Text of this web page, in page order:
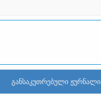
განსაკუთრებული ჟურნალი